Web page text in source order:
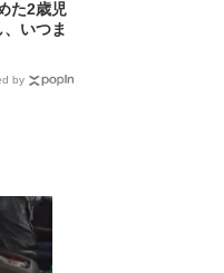
た2歳児
いつま
by